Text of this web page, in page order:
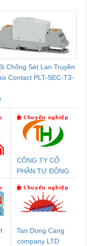
Chống Sét Lan Truyền
Contact PLT-SEC-T3-
CÔNG TY CỔ
PHẦN TỰ ĐỘNG
Tan Dong Cang
company LTD